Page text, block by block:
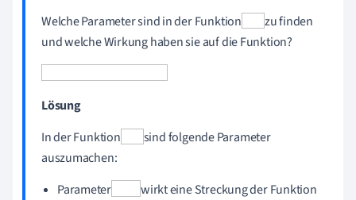
Welche Parameter sind in der Funktion
zu finden
und welche Wirkung haben sie auf die Funktion?
Lösung
In der Funktion
sind folgende Parameter
auszumachen:
Parameter
wirkt eine Streckung der Funktion